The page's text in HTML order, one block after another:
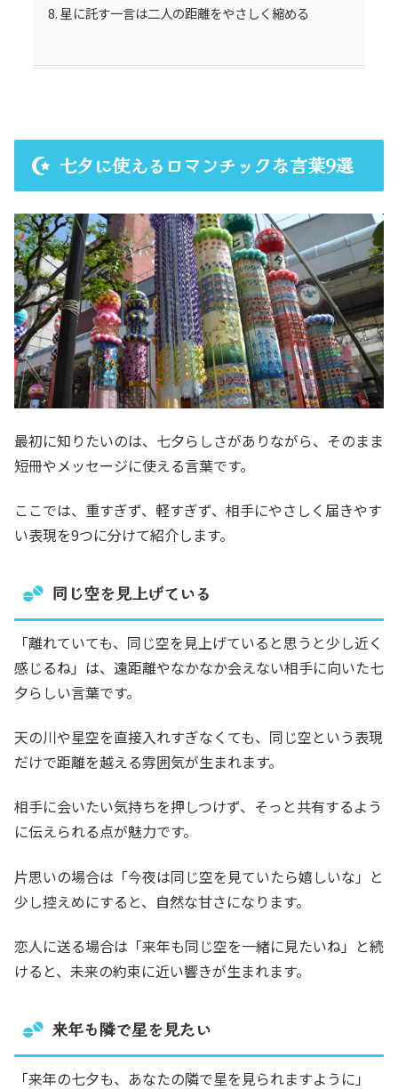
星に託す一言は二人の距離をやさしく縮める
七夕に使えるロマンチックな言葉9選
最初に知りたいのは、七夕らしさがありながら、そのまま
短冊やメッセージに使える言葉です。
ここでは、重すぎず、軽すぎず、相手にやさしく届きやす
い表現を9つに分けて紹介します。
同じ空を見上げている
「離れていても、同じ空を見上げていると思うと少し近く
感じるね」は、遠距離やなかなか会えない相手に向いた七
夕らしい言葉です。
天の川や星空を直接入れすぎなくても、同じ空という表現
だけで距離を越える雰囲気が生まれます。
相手に会いたい気持ちを押しつけず、そっと共有するよう
に伝えられる点が魅力です。
片思いの場合は「今夜は同じ空を見ていたら嬉しいな」と
少し控えめにすると、自然な甘さになります。
恋人に送る場合は「来年も同じ空を一緒に見たいね」と続
けると、未来の約束に近い響きが生まれます。
来年も隣で星を見たい
「来年の七夕も、あなたの隣で星を見られますように」